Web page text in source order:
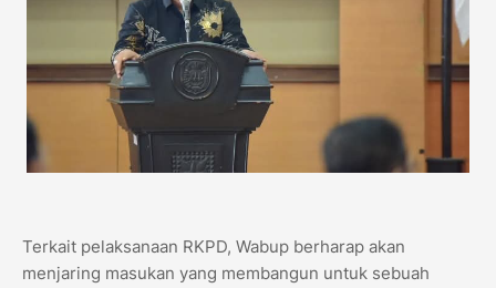
Terkait pelaksanaan RKPD, Wabup berharap akan
menjaring masukan yang membangun untuk sebuah